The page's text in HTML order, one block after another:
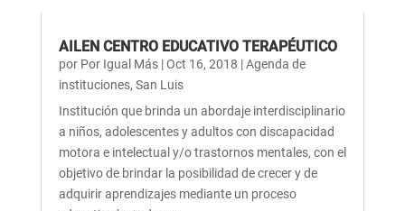
AILEN CENTRO EDUCATIVO TERAPÉUTICO
por Por Igual Más|Oct 16, 2018 |Agenda de
instituciones, San Luis
Institución que brinda un abordaje interdisciplinario
a niños, adolescentes y adultos con discapacidad
motora e intelectual y/o trastornos mentales, con el
objetivo de brindar la posibilidad de crecer y de
adquirir aprendizajes mediante un proceso